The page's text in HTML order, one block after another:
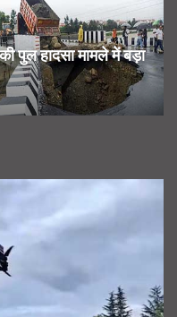
पुल हादसा मामले में बड़ा